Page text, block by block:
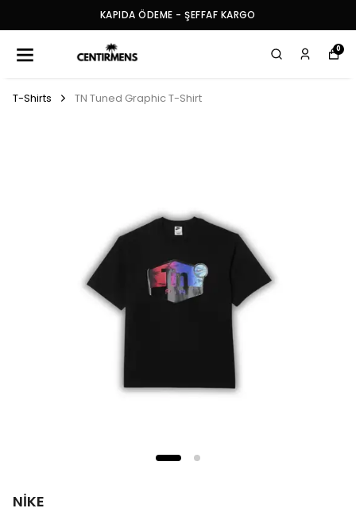
KAPIDA ÖDEME - ŞEFFAF KARGO
0
T-Shirts TN Tuned Graphic T-Shirt
NİKE